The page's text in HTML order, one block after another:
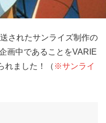
されたサンライズ制作の
画中であることをVARIE
れました！（ ※サンライ